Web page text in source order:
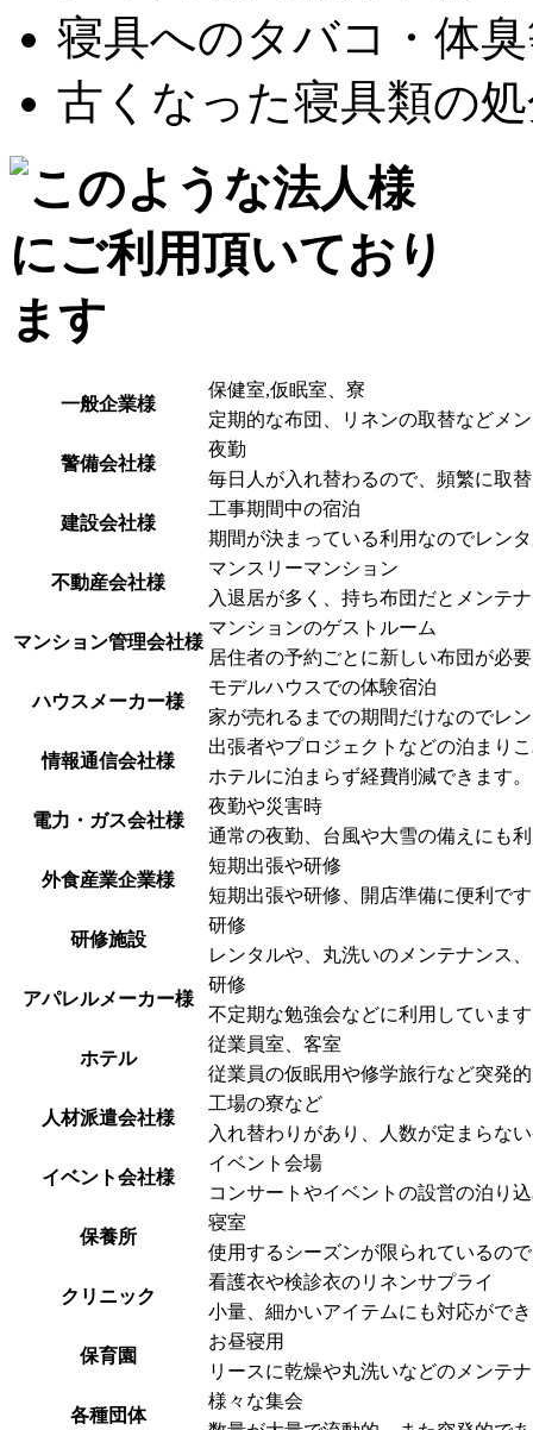
寝具へのタバコ・体
古くなった寝具類の
一般企業様
保健室,仮眠室、寮
定期的な布団、リネンの取替などメ
警備会社様
夜勤
毎日人が入れ替わるので、頻繁に取
建設会社様
工事期間中の宿泊
期間が決まっている利用なのでレン
不動産会社様
マンスリーマンション
入退居が多く、持ち布団だとメンテ
マンション管理会社様
マンションのゲストルーム
居住者の予約ごとに新しい布団が必
ハウスメーカー様
モデルハウスでの体験宿泊
家が売れるまでの期間だけなのでレ
情報通信会社様
出張者やプロジェクトなどの泊まり
ホテルに泊まらず経費削減できます。
電力・ガス会社様
夜勤や災害時
通常の夜勤、台風や大雪の備えにも
外食産業企業様
短期出張や研修
短期出張や研修、開店準備に便利で
研修施設
研修
レンタルや、丸洗いのメンテナンス
アパレルメーカー様
研修
不定期な勉強会などに利用していま
ホテル
従業員室、客室
従業員の仮眠用や修学旅行など突発
人材派遣会社様
工場の寮など
入れ替わりがあり、人数が定まらな
イベント会社様
イベント会場
コンサートやイベントの設営の泊り
保養所
寝室
使用するシーズンが限られているの
クリニック
看護衣や検診衣のリネンサプライ
小量、細かいアイテムにも対応がで
保育園
お昼寝用
リースに乾燥や丸洗いなどのメンテ
各種団体
様々な集会